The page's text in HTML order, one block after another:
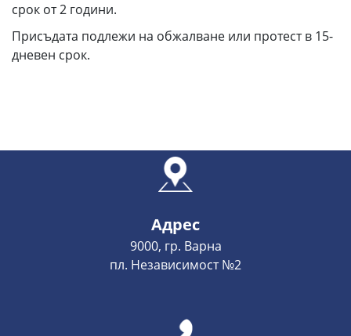
срок от 2 години.
Присъдата подлежи на обжалване или протест в 15-
дневен срок.
Адрес
9000, гр. Варна
пл. Независимост №2